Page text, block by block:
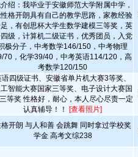
绍：我毕业于安徽师范大学附属中学，
格开朗具有自己的教学思路，家教经验
，有创思杯大学生数学建模三等奖，英
级，计算机二级证书，优秀团员，入党
极分子，中考数学146/150，中考物理
70，化学39/40，中考英语114/120，高
考数学120/150
语四级证书、安徽省单片机大赛3等奖、
工智能大赛国家三等奖、电子设计大赛国
等奖 性格好，耐心，本人尽心尽责一定
认真辅导！！ [查看照片]
开朗 与人和善 会跳舞 同时拿过学校奖
学金 高考文综238